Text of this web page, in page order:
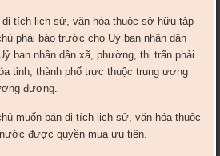
tích lịch sử, văn hóa thuộc sở hữu tập
phải báo trước cho Uỷ ban nhân dân
ban nhân dân xã, phường, thị trấn phải
tỉnh, thành phố trực thuộc trung ương
đương.
muốn bán di tích lịch sử, văn hóa thuộc
được quyền mua ưu tiên.